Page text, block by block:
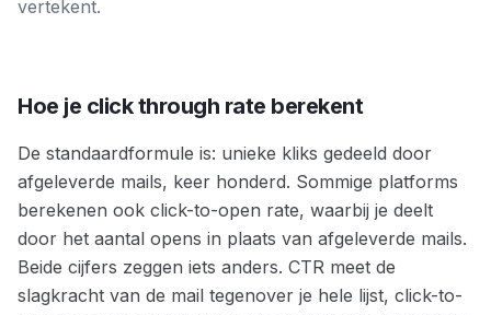
vertekent.
Hoe je click through rate berekent
De standaardformule is: unieke kliks gedeeld door
afgeleverde mails, keer honderd. Sommige platforms
berekenen ook click-to-open rate, waarbij je deelt
door het aantal opens in plaats van afgeleverde mails.
Beide cijfers zeggen iets anders. CTR meet de
slagkracht van de mail tegenover je hele lijst, click-to-